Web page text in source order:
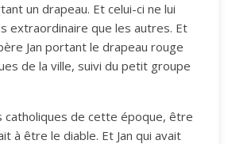
un drapeau. Et celui-ci ne lui
extraordinaire que les autres. Et
Jan portant le drapeau rouge
de la ville, suivi du petit groupe
catholiques de cette époque, être
à être le diable. Et Jan qui avait